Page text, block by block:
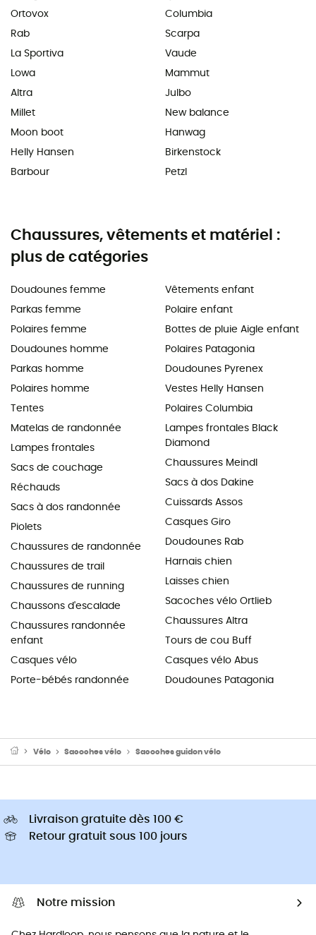
Ortovox
Rab
La Sportiva
Lowa
Altra
Millet
Moon boot
Helly Hansen
Barbour
Columbia
Scarpa
Vaude
Mammut
Julbo
New balance
Hanwag
Birkenstock
Petzl
Chaussures, vêtements et matériel :
plus de catégories
Doudounes femme
Parkas femme
Polaires femme
Doudounes homme
Parkas homme
Polaires homme
Tentes
Matelas de randonnée
Lampes frontales
Sacs de couchage
Réchauds
Sacs à dos randonnée
Piolets
Chaussures de randonnée
Chaussures de trail
Chaussures de running
Chaussons d'escalade
Chaussures randonnée
enfant
Casques vélo
Porte-bébés randonnée
Vêtements enfant
Polaire enfant
Bottes de pluie Aigle enfant
Polaires Patagonia
Doudounes Pyrenex
Vestes Helly Hansen
Polaires Columbia
Lampes frontales Black
Diamond
Chaussures Meindl
Sacs à dos Dakine
Cuissards Assos
Casques Giro
Doudounes Rab
Harnais chien
Laisses chien
Sacoches vélo Ortlieb
Chaussures Altra
Tours de cou Buff
Casques vélo Abus
Doudounes Patagonia
Vélo Sacoches vélo Sacoches guidon vélo
Livraison gratuite dès 100 €
Retour gratuit sous 100 jours
Notre mission